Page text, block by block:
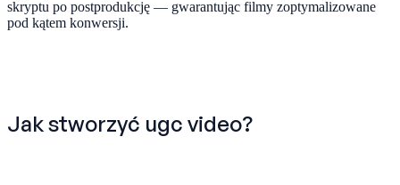
skryptu po postprodukcję — gwarantując filmy zoptymalizowane
pod kątem konwersji.
Jak stworzyć ugc video?